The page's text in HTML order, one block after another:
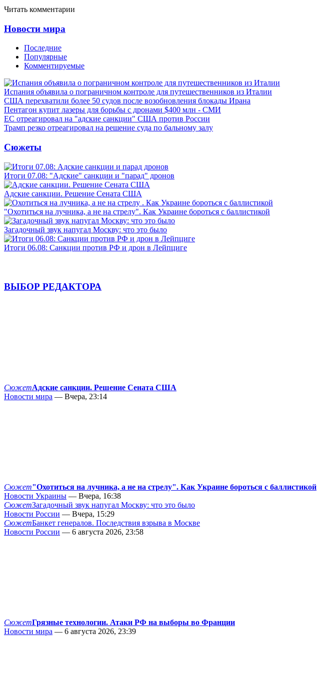
Читать комментарии
Новости мира
Последние
Популярные
Комментируемые
Испания объявила о пограничном контроле для путешественников из Италии
США перехватили более 50 судов после возобновления блокады Ирана
Пентагон купит лазеры для борьбы с дронами $400 млн - СМИ
ЕС отреагировал на "адские санкции" США против России
Трамп резко отреагировал на решение суда по бальному залу
Сюжеты
Итоги 07.08: "Адские" санкции и "парад" дронов
Адские санкции. Решение Сената США
"Охотиться на лучника, а не на стрелу". Как Украине бороться с баллистикой
Загадочный звук напугал Москву: что это было
Итоги 06.08: Санкции против РФ и дрон в Лейпциге
ВЫБОР РЕДАКТОРА
СюжетАдские санкции. Решение Сената США
Новости мира — Вчера, 23:14
Сюжет"Охотиться на лучника, а не на стрелу". Как Украине бороться с баллистикой
Новости Украины — Вчера, 16:38
СюжетЗагадочный звук напугал Москву: что это было
Новости России — Вчера, 15:29
СюжетБанкет генералов. Последствия взрыва в Москве
Новости России — 6 августа 2026, 23:58
СюжетГрязные технологии. Атаки РФ на выборы во Франции
Новости мира — 6 августа 2026, 23:39